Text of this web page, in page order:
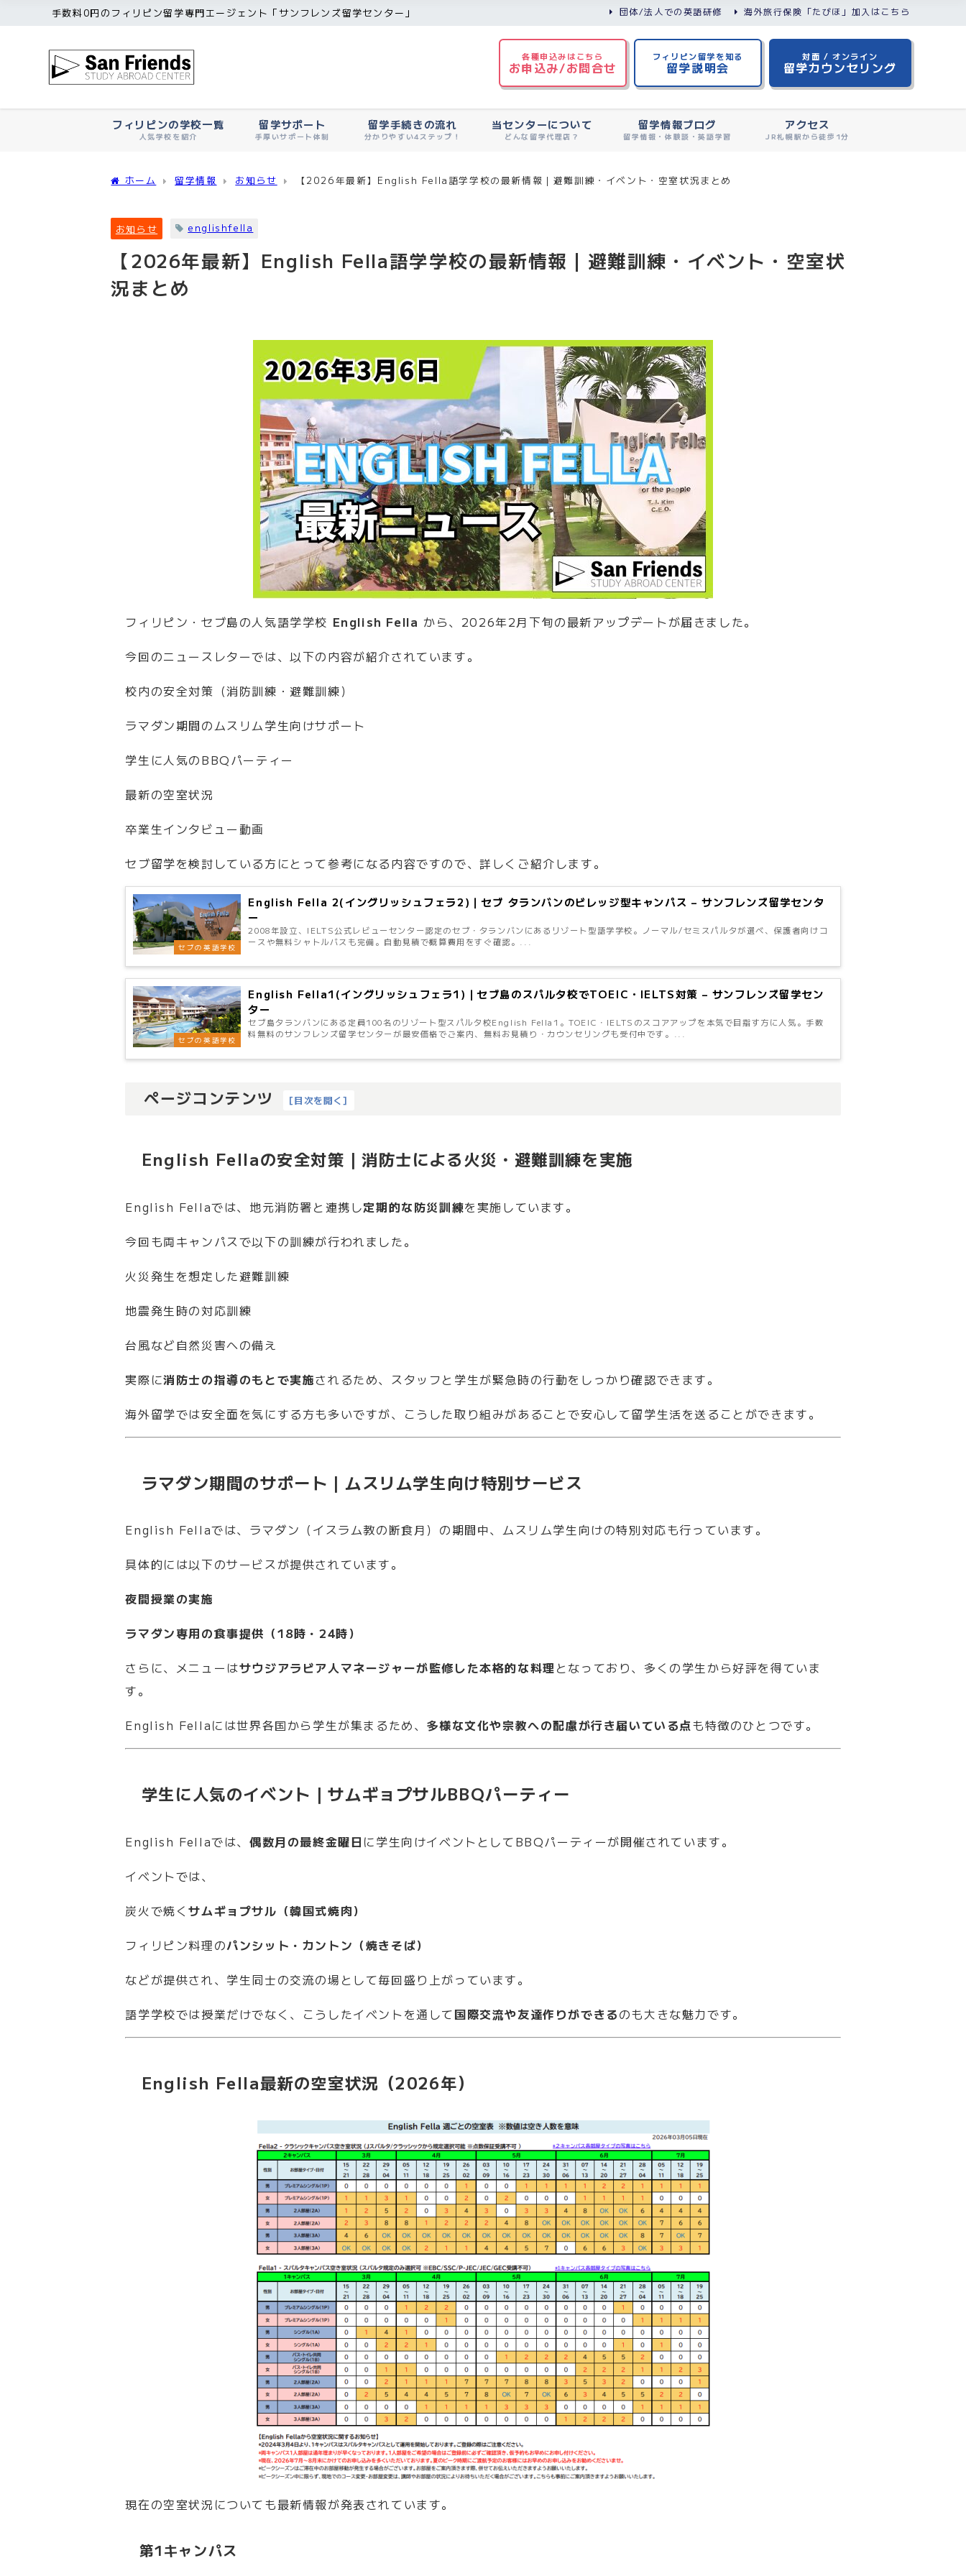
手数料0円のフィリピン留学専門エージェント「サンフレンズ留学センター」 団体/法人での英語研修 海外旅行保険「たびほ」加入はこちら
各種申込みはこちら
お申込み/お問合せ
フィリピン留学を知る
留学説明会
対面 / オンライン
留学カウンセリング
フィリピンの学校一覧
人気学校を紹介
留学サポート
手厚いサポート体制
留学手続きの流れ
分かりやすい4ステップ！
当センターについて
どんな留学代理店？
留学情報ブログ
留学情報・体験談・英語学習
アクセス
JR札幌駅から徒歩1分
ホーム 留学情報 お知らせ 【2026年最新】English Fella語学学校の最新情報｜避難訓練・イベント・空室状況まとめ
お知らせ englishfella
【2026年最新】English Fella語学学校の最新情報｜避難訓練・イベント・空室状
況まとめ
フィリピン・セブ島の人気語学学校 English Fella から、2026年2月下旬の最新アップデートが届きました。
今回のニュースレターでは、以下の内容が紹介されています。
校内の安全対策（消防訓練・避難訓練）
ラマダン期間のムスリム学生向けサポート
学生に人気のBBQパーティー
最新の空室状況
卒業生インタビュー動画
セブ留学を検討している方にとって参考になる内容ですので、詳しくご紹介します。
セブの英語学校
English Fella 2(イングリッシュフェラ2)｜セブ タランバンのビレッジ型キャンパス – サンフレンズ留学センタ
ー
2008年設立、IELTS公式レビューセンター認定のセブ・タランバンにあるリゾート型語学学校。ノーマル/セミスパルタが選べ、保護者向けコ
ースや無料シャトルバスも完備。自動見積で概算費用をすぐ確認。...
セブの英語学校
English Fella1(イングリッシュフェラ1)｜セブ島のスパルタ校でTOEIC・IELTS対策 – サンフレンズ留学セン
ター
セブ島タランバンにある定員100名のリゾート型スパルタ校English Fella1。TOEIC・IELTSのスコアアップを本気で目指す方に人気。手数
料無料のサンフレンズ留学センターが最安価格でご案内、無料お見積り・カウンセリングも受付中です。...
ページコンテンツ [目次を開く]
English Fellaの安全対策｜消防士による火災・避難訓練を実施
English Fellaでは、地元消防署と連携し定期的な防災訓練を実施しています。
今回も両キャンパスで以下の訓練が行われました。
火災発生を想定した避難訓練
地震発生時の対応訓練
台風など自然災害への備え
実際に消防士の指導のもとで実施されるため、スタッフと学生が緊急時の行動をしっかり確認できます。
海外留学では安全面を気にする方も多いですが、こうした取り組みがあることで安心して留学生活を送ることができます。
ラマダン期間のサポート｜ムスリム学生向け特別サービス
English Fellaでは、ラマダン（イスラム教の断食月）の期間中、ムスリム学生向けの特別対応も行っています。
具体的には以下のサービスが提供されています。
夜間授業の実施
ラマダン専用の食事提供（18時・24時）
さらに、メニューはサウジアラビア人マネージャーが監修した本格的な料理となっており、多くの学生から好評を得ていま
す。
English Fellaには世界各国から学生が集まるため、 多様な文化や宗教への配慮が行き届いている点も特徴のひとつです。
学生に人気のイベント｜サムギョプサルBBQパーティー
English Fellaでは、偶数月の最終金曜日 に学生向けイベントとしてBBQパーティーが開催されています。
イベントでは、
炭火で焼くサムギョプサル（韓国式焼肉）
フィリピン料理のパンシット・カントン（焼きそば）
などが提供され、学生同士の交流の場として毎回盛り上がっています。
語学学校では授業だけでなく、こうしたイベントを通して国際交流や友達作りができるのも大きな魅力です。
English Fella最新の空室状況（2026年）
現在の空室状況についても最新情報が発表されています。
第1キャンパス